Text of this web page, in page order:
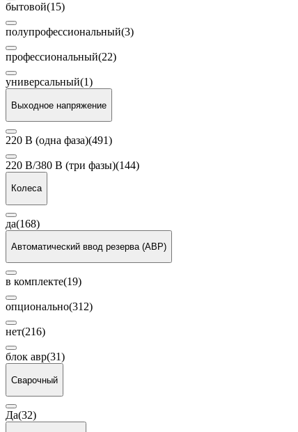
бытовой(15)
полупрофессиональный(3)
профессиональный(22)
универсальный(1)
Выходное напряжение
220 В (одна фаза)(491)
220 В/380 В (три фазы)(144)
Колеса
да(168)
Автоматический ввод резерва (АВР)
в комплекте(19)
опционально(312)
нет(216)
блок авр(31)
Сварочный
Да(32)